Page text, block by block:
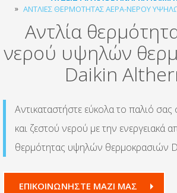
ΑΝΤΛΊΕΣ ΘΕΡΜΌΤΗΤΑΣ ΑΈΡΑ-ΝΕΡΟΎ
Αντλία
νερού υψηλών
Daikin
Αντικαταστήστε εύκολα το παλιό
και ζεστού νερού με την ενεργειακά
θερμότητας υψηλών θερμοκρασιών
ΕΠΙΚΟΙΝΩΝΗΣΤΕ ΜΑΖΙ ΜΑΣ